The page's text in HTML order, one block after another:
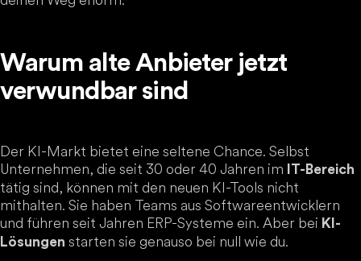
Warum alte Anbieter jetzt
verwundbar sind
Der KI-Markt bietet eine seltene Chance. Selbst
Unternehmen, die seit 30 oder 40 Jahren im
IT-Bereich
tätig sind, können mit den neuen KI-Tools nicht
mithalten. Sie haben Teams aus Softwareentwicklern
und führen seit Jahren ERP-Systeme ein. Aber bei KI-
Lösungen starten sie genauso bei null wie du.